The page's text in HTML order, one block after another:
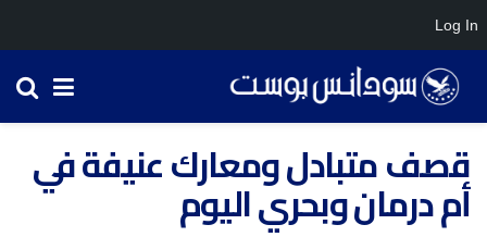
قصف متبادل ومعارك عنيفة في
أم درمان وبحري اليوم
Log In